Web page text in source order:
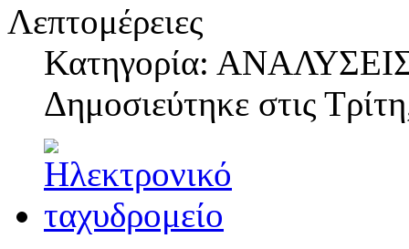
Λεπτομέρειες
Κατηγορία:
Δημοσιεύτηκε στις